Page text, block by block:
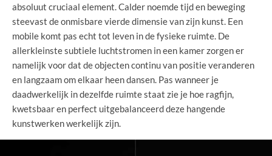
absoluut cruciaal element. Calder noemde tijd en beweging
steevast de onmisbare vierde dimensie van zijn kunst. Een
mobile komt pas echt tot leven in de fysieke ruimte. De
allerkleinste subtiele luchtstromen in een kamer zorgen er
namelijk voor dat de objecten continu van positie veranderen
en langzaam om elkaar heen dansen. Pas wanneer je
daadwerkelijk in dezelfde ruimte staat zie je hoe ragfijn,
kwetsbaar en perfect uitgebalanceerd deze hangende
kunstwerken werkelijk zijn.